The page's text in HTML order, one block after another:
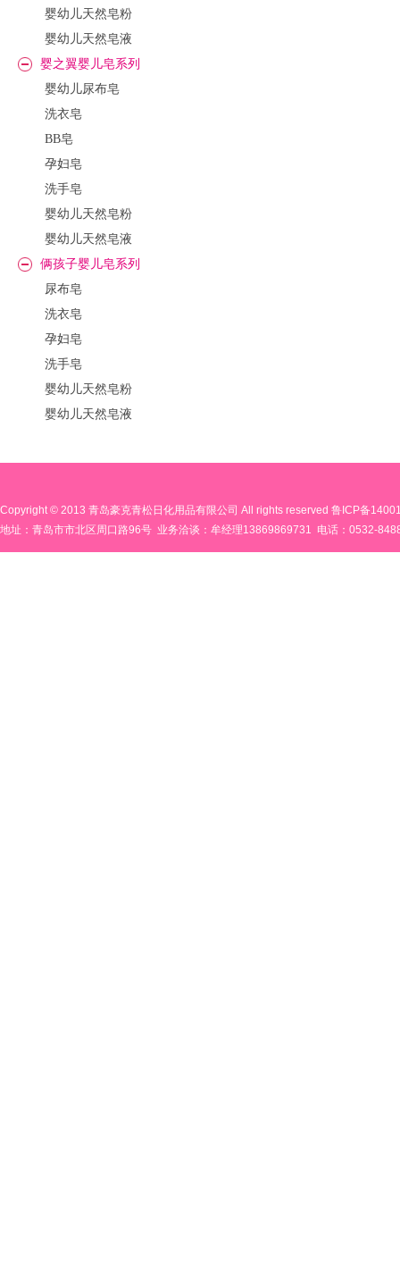
婴幼儿天然皂粉
婴幼儿天然皂液
婴之翼婴儿皂系列
婴幼儿尿布皂
洗衣皂
BB皂
孕妇皂
洗手皂
婴幼儿天然皂粉
婴幼儿天然皂液
俩孩子婴儿皂系列
尿布皂
洗衣皂
孕妇皂
洗手皂
婴幼儿天然皂粉
婴幼儿天然皂液
Copyright © 2013 青岛豪克青松日化用品有限公司 All rights reserved 鲁ICP备
地址：青岛市市北区周口路96号 业务洽谈：牟经理13869869731 电话：0532-